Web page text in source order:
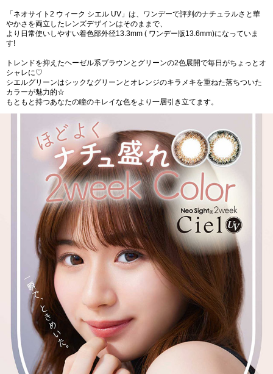
「ネオサイト2 ウィーク シエル UV」は、ワンデーで評判のナチュラルさと華
やかさを両立したレンズデザインはそのままで、
より日常使いしやすい着色部外径13.3mm ( ワンデー版13.6mm)になっていま
す!
トレンドを抑えたヘーゼル系ブラウンとグリーンの2色展開で毎日がちょっとオ
シャレに♡
シエルグリーンはシックなグリーンとオレンジのキラメキを重ねた落ちついた
カラーが魅力的☆
もともと持つあなたの瞳のキレイな色をより一層引き立てます。